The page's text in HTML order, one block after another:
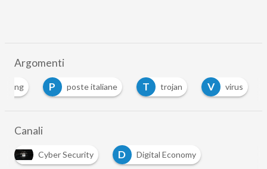
Argomenti
P poste italiane T trojan V virus
Canali
Cyber Security D Digital Economy